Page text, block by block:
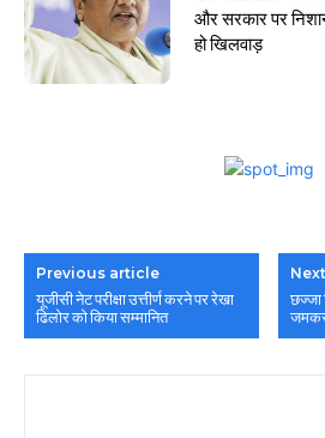
और सरकार पर
हो खिलवाड़
Previous article
यूजीसी नेट परीक्षा उत्तीर्ण करने पर रेखा
ढिलोर को किया सम्मानित
छज्जा